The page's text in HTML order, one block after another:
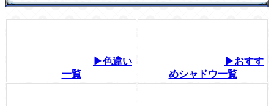
▶色違い
一覧
▶おすす
めシャドウ一覧